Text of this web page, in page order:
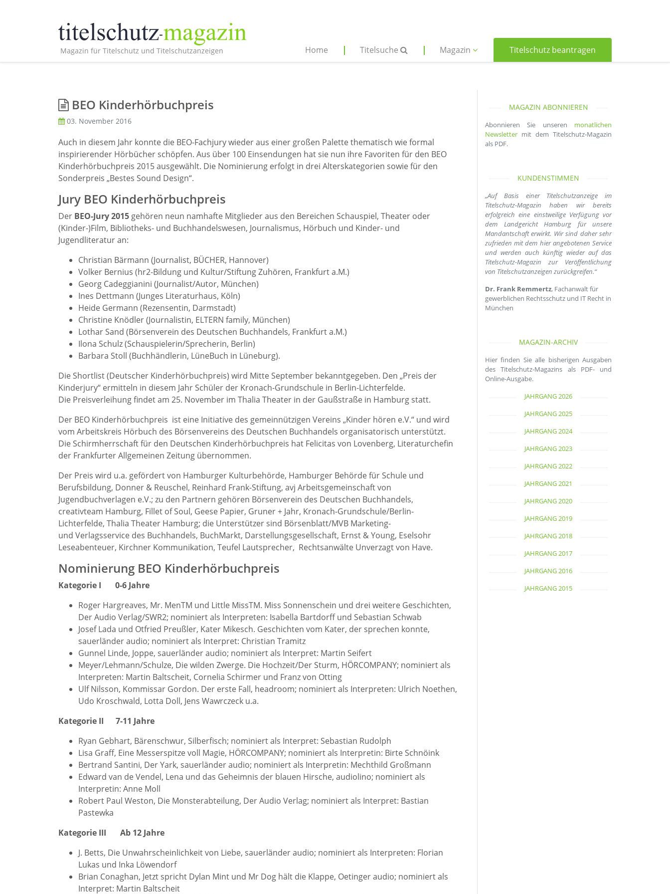
Magazin für Titelschutz und Titelschutzanzeigen Home Titelsuche Magazin Titelschutz beantragen
BEO Kinderhörbuchpreis
03. November 2016
Auch in diesem Jahr konnte die BEO-Fachjury wieder aus einer großen Palette thematisch wie formal
inspirierender Hörbücher schöpfen. Aus über 100 Einsendungen hat sie nun ihre Favoriten für den BEO
Kinderhörbuchpreis 2015 ausgewählt. Die Nominierung erfolgt in drei Alterskategorien sowie für den
Sonderpreis „Bestes Sound Design“.
Jury BEO Kinderhörbuchpreis
Der BEO-Jury 2015 gehören neun namhafte Mitglieder aus den Bereichen Schauspiel, Theater oder
(Kinder-)Film, Bibliotheks- und Buchhandelswesen, Journalismus, Hörbuch und Kinder- und
Jugendliteratur an:
Christian Bärmann (Journalist, BÜCHER, Hannover)
Volker Bernius (hr2-Bildung und Kultur/Stiftung Zuhören, Frankfurt a.M.)
Georg Cadeggianini (Journalist/Autor, München)
Ines Dettmann (Junges Literaturhaus, Köln)
Heide Germann (Rezensentin, Darmstadt)
Christine Knödler (Journalistin, ELTERN family, München)
Lothar Sand (Börsenverein des Deutschen Buchhandels, Frankfurt a.M.)
Ilona Schulz (Schauspielerin/Sprecherin, Berlin)
Barbara Stoll (Buchhändlerin, LüneBuch in Lüneburg).
Die Shortlist (Deutscher Kinderhörbuchpreis) wird Mitte September bekanntgegeben. Den „Preis der
Kinderjury“ ermitteln in diesem Jahr Schüler der Kronach-Grundschule in Berlin-Lichterfelde.
Die Preisverleihung findet am 25. November im Thalia Theater in der Gaußstraße in Hamburg statt.
Der BEO Kinderhörbuchpreis ist eine Initiative des gemeinnützigen Vereins „Kinder hören e.V.“ und wird
vom Arbeitskreis Hörbuch des Börsenvereins des Deutschen Buchhandels organisatorisch unterstützt.
Die Schirmherrschaft für den Deutschen Kinderhörbuchpreis hat Felicitas von Lovenberg, Literaturchefin
der Frankfurter Allgemeinen Zeitung übernommen.
Der Preis wird u.a. gefördert von Hamburger Kulturbehörde, Hamburger Behörde für Schule und
Berufsbildung, Donner & Reuschel, Reinhard Frank-Stiftung, avj Arbeitsgemeinschaft von
Jugendbuchverlagen e.V.; zu den Partnern gehören Börsenverein des Deutschen Buchhandels,
creativteam Hamburg, Fillet of Soul, Geese Papier, Gruner + Jahr, Kronach-Grundschule/Berlin-
Lichterfelde, Thalia Theater Hamburg; die Unterstützer sind Börsenblatt/MVB Marketing-
und Verlagsservice des Buchhandels, BuchMarkt, Darstellungsgesellschaft, Ernst & Young, Eselsohr
Leseabenteuer, Kirchner Kommunikation, Teufel Lautsprecher, Rechtsanwälte Unverzagt von Have.
Nominierung BEO Kinderhörbuchpreis
Kategorie I 0-6 Jahre
Roger Hargreaves, Mr. MenTM und Little MissTM. Miss Sonnenschein und drei weitere Geschichten,
Der Audio Verlag/SWR2; nominiert als Interpreten: Isabella Bartdorff und Sebastian Schwab
Josef Lada und Otfried Preußler, Kater Mikesch. Geschichten vom Kater, der sprechen konnte,
sauerländer audio; nominiert als Interpret: Christian Tramitz
Gunnel Linde, Joppe, sauerländer audio; nominiert als Interpret: Martin Seifert
Meyer/Lehmann/Schulze, Die wilden Zwerge. Die Hochzeit/Der Sturm, HÖRCOMPANY; nominiert als
Interpreten: Martin Baltscheit, Cornelia Schirmer und Franz von Otting
Ulf Nilsson, Kommissar Gordon. Der erste Fall, headroom; nominiert als Interpreten: Ulrich Noethen,
Udo Kroschwald, Lotta Doll, Jens Wawrczeck u.a.
Kategorie II 7-11 Jahre
Ryan Gebhart, Bärenschwur, Silberfisch; nominiert als Interpret: Sebastian Rudolph
Lisa Graff, Eine Messerspitze voll Magie, HÖRCOMPANY; nominiert als Interpretin: Birte Schnöink
Bertrand Santini, Der Yark, sauerländer audio; nominiert als Interpretin: Mechthild Großmann
Edward van de Vendel, Lena und das Geheimnis der blauen Hirsche, audiolino; nominiert als
Interpretin: Anne Moll
Robert Paul Weston, Die Monsterabteilung, Der Audio Verlag; nominiert als Interpret: Bastian
Pastewka
Kategorie III Ab 12 Jahre
J. Betts, Die Unwahrscheinlichkeit von Liebe, sauerländer audio; nominiert als Interpreten: Florian
Lukas und Inka Löwendorf
Brian Conaghan, Jetzt spricht Dylan Mint und Mr Dog hält die Klappe, Oetinger audio; nominiert als
Interpret: Martin Baltscheit
MAGAZIN ABONNIEREN
Abonnieren Sie unseren monatlichen
Newsletter mit dem Titelschutz-Magazin
als PDF.
KUNDENSTIMMEN
„Auf Basis einer Titelschutzanzeige im
Titelschutz-Magazin haben wir bereits
erfolgreich eine einstweilige Verfügung vor
dem Landgericht Hamburg für unsere
Mandantschaft erwirkt. Wir sind daher sehr
zufrieden mit dem hier angebotenen Service
und werden auch künftig wieder auf das
Titelschutz-Magazin zur Veröffentlichung
von Titelschutzanzeigen zurückgreifen.“
Dr. Frank Remmertz, Fachanwalt für
gewerblichen Rechtsschutz und IT Recht in
München
MAGAZIN-ARCHIV
Hier finden Sie alle bisherigen Ausgaben
des Titelschutz-Magazins als PDF- und
Online-Ausgabe.
JAHRGANG 2026
JAHRGANG 2025
JAHRGANG 2024
JAHRGANG 2023
JAHRGANG 2022
JAHRGANG 2021
JAHRGANG 2020
JAHRGANG 2019
JAHRGANG 2018
JAHRGANG 2017
JAHRGANG 2016
JAHRGANG 2015